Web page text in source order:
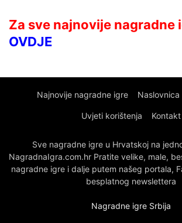
Za sve najnovije nagradne
OVDJE
Najnovije nagradne igre Naslovnica
Uvjeti korištenja Kontakt
Sve nagradne igre u Hrvatskoj na
NagradnaIgra.com.hr Pratite velike, male,
nagradne igre i dalje putem našeg portala,
besplatnog newslettera
Nagradne igre Srbija